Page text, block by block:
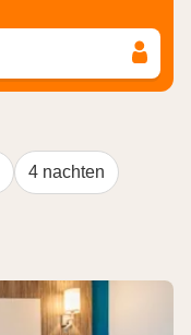
4 nachten